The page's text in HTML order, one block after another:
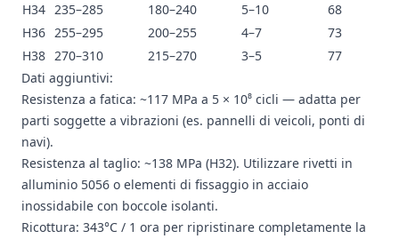
H34 235–285 180–240 5–10
68
H36 255–295 200–255 4–7
73
H38 270–310 215–270 3–5
77
Dati aggiuntivi:
Resistenza a fatica: ~117 MPa a 5 × 10⁸ cicli — adatta per
parti soggette a vibrazioni (es. pannelli di veicoli, ponti di
navi).
Resistenza al taglio: ~138 MPa (H32). Utilizzare rivetti in
alluminio 5056 o elementi di fissaggio in acciaio
inossidabile con boccole isolanti.
Ricottura: 343°C / 1 ora per ripristinare completamente la